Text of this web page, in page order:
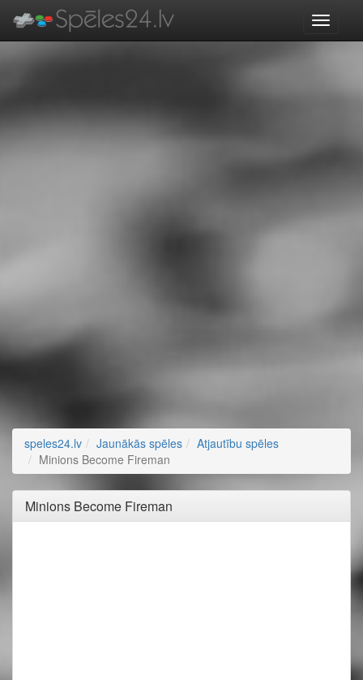
speles24.lv Jaunākās spēles
Atjautību spēles
Minions Become Fireman
Minions Become Fireman